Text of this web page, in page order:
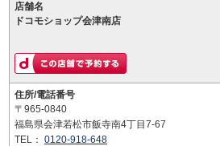
店舗名
ドコモショップ会津南店
住所/電話番号
〒965-0840
福島県会津若松市飯寺南4丁目7-67
TEL： 0120-918-648